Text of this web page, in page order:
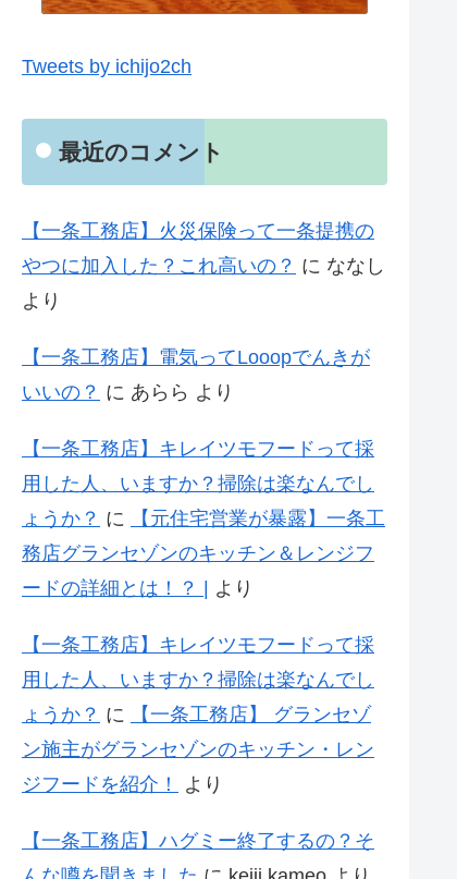
Tweets by ichijo2ch
最近のコメント
【一条工務店】火災保険って一条提携の
やつに加入した？これ高いの？ に ななし
より
【一条工務店】電気ってLooopでんきが
いいの？ に あらら より
【一条工務店】キレイツモフードって採
用した人、いますか？掃除は楽なんでし
ょうか？ に
【元住宅営業が暴露】一条工
務店グランセゾンのキッチン＆レンジフ
ードの詳細とは！？ |
より
【一条工務店】キレイツモフードって採
用した人、いますか？掃除は楽なんでし
ょうか？ に
【一条工務店】 グランセゾ
ン施主がグランセゾンのキッチン・レン
ジフードを紹介！
より
【一条工務店】ハグミー終了するの？そ